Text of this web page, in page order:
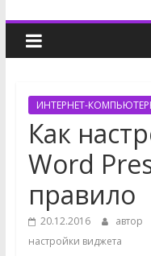
ИНТЕРНЕТ-
Как
Word
правило
20.12.2016 автор
настройки виджета